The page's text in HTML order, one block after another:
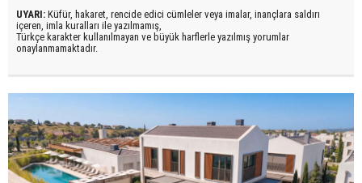
UYARI: Küfür, hakaret, rencide edici cümleler veya imalar, inançlara saldırı
içeren, imla kuralları ile yazılmamış,
Türkçe karakter kullanılmayan ve büyük harflerle yazılmış yorumlar
onaylanmamaktadır.